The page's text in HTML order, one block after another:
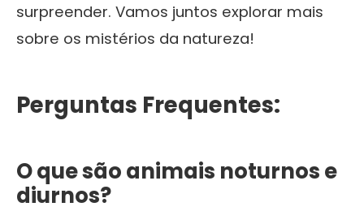
surpreender. Vamos juntos explorar mais
sobre os mistérios da natureza!
Perguntas Frequentes:
O que são animais noturnos e
diurnos?